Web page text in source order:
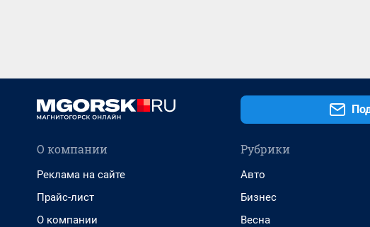
О компании
Реклама на сайте
Прайс-лист
О компании
Рубрики
Авто
Бизнес
Весна